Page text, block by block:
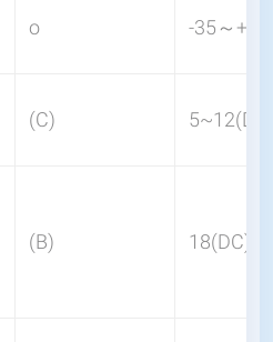
o -35～+70
(С)
(В) 18(DC)